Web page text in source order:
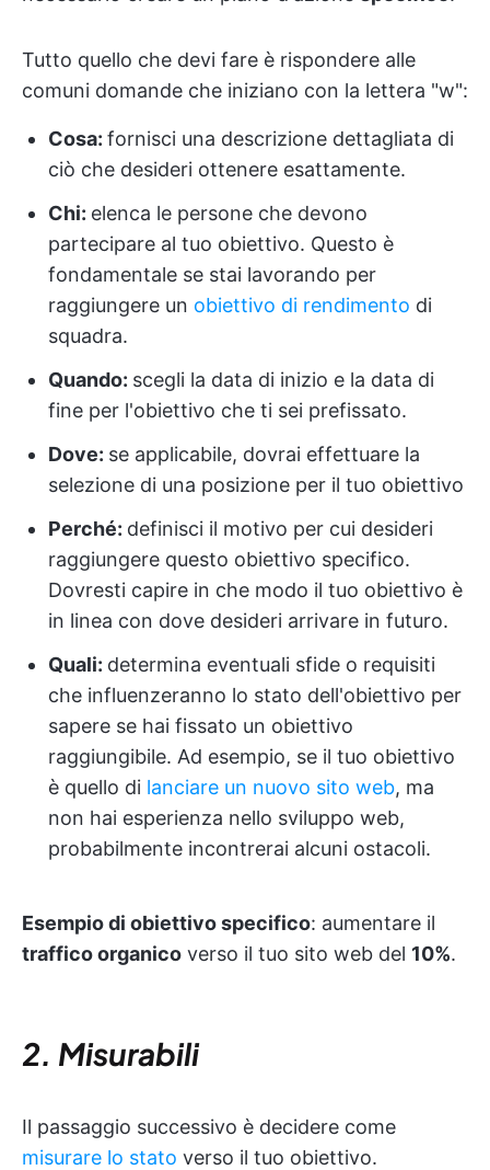
Tutto quello che devi fare è rispondere alle
comuni domande che iniziano con la lettera "w":
Cosa: fornisci una descrizione dettagliata di
ciò che desideri ottenere esattamente.
Chi: elenca le persone che devono
partecipare al tuo obiettivo. Questo è
fondamentale se stai lavorando per
raggiungere un obiettivo di rendimento di
squadra.
Quando: scegli la data di inizio e la data di
fine per l'obiettivo che ti sei prefissato.
Dove: se applicabile, dovrai effettuare la
selezione di una posizione per il tuo obiettivo
Perché: definisci il motivo per cui desideri
raggiungere questo obiettivo specifico.
Dovresti capire in che modo il tuo obiettivo è
in linea con dove desideri arrivare in futuro.
Quali: determina eventuali sfide o requisiti
che influenzeranno lo stato dell'obiettivo per
sapere se hai fissato un obiettivo
raggiungibile. Ad esempio, se il tuo obiettivo
è quello di lanciare un nuovo sito web, ma
non hai esperienza nello sviluppo web,
probabilmente incontrerai alcuni ostacoli.
Esempio di obiettivo specifico: aumentare il
traffico organico verso il tuo sito web del 10%.
2. Misurabili
Il passaggio successivo è decidere come
misurare lo stato verso il tuo obiettivo.